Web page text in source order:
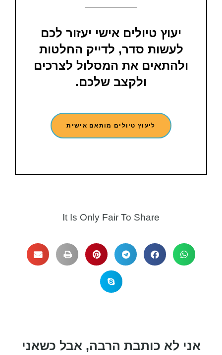
יעוץ טיולים אישי יעזור לכם
לעשות סדר, לדייק החלטות
ולהתאים את המסלול לצרכים
ולקצב שלכם.
ליעוץ טיולים מותאם אישית
It Is Only Fair To Share​
אני לא כותבת הרבה, אבל כשאני